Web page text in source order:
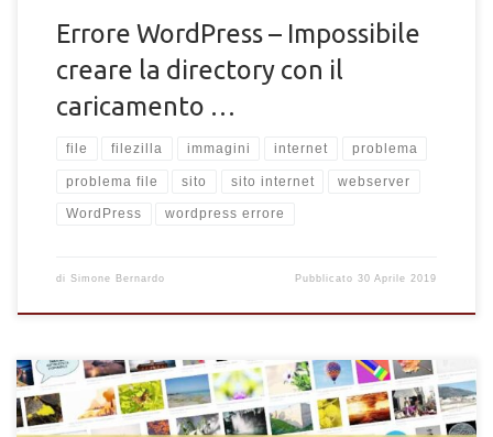
Errore WordPress – Impossibile
creare la directory con il
caricamento …
file filezilla immagini internet problema
problema file sito sito internet webserver
WordPress wordpress errore
di Simone Bernardo Pubblicato30 Aprile 2019